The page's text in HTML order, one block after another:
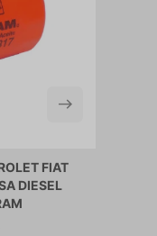
FIAT
DIESEL